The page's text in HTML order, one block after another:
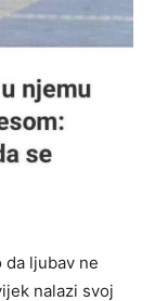
da ljubav ne
nalazi svoj